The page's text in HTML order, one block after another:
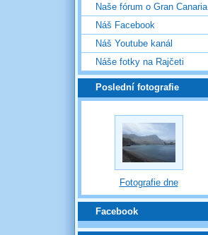
Naše fórum o Gran Canaria
Náš Facebook
Náš Youtube kanál
Náše fotky na Rajčeti
Poslední fotografie
Fotografie dne
Facebook